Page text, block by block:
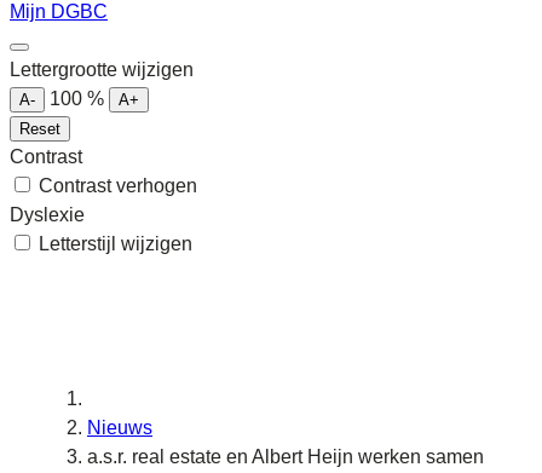
Mijn DGBC
Lettergrootte wijzigen
A- 100 %
A+
Reset
Contrast
Contrast verhogen
Dyslexie
Letterstijl wijzigen
Nieuws
a.s.r. real estate en Albert Heijn werken samen